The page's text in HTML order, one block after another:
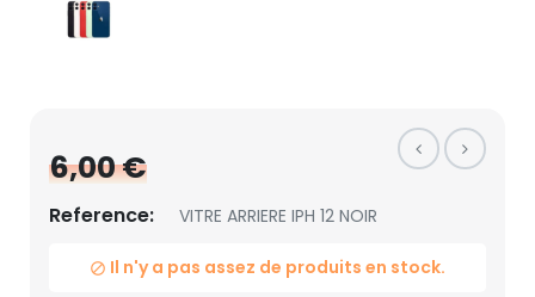
6,00 €
Reference: VITRE ARRIERE IPH 12 NOIR
 Il n'y a pas assez de produits en stock.